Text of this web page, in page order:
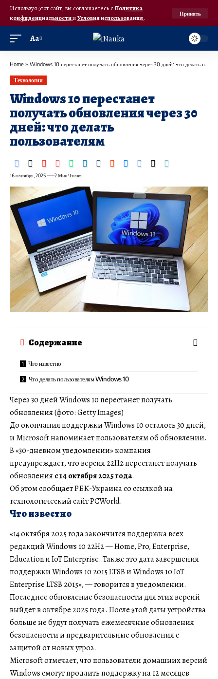
Используя этот сайт, вы соглашаетесь с Политика
конфиденциальностииУсловия использования.
Принять
Аа
Home » Windows 10 перестанет получать обновления через 30 дней: что делать пользователям
Технологии
Windows 10 перестанет
получать обновления через 30
дней: что делать
пользователям
16 сентября, 2025 2 Мин Чтения
Содержание
Что известно
Что делать пользователям Windows 10
Через 30 дней Windows 10 перестанет получать
обновления (фото: Getty Images)
До окончания поддержки Windows 10 осталось 30 дней,
и Microsoft напоминает пользователям об обновлении.
В «30-дневном уведомлении» компания
предупреждает, что версия 22H2 перестанет получать
обновления с 14 октября 2025 года.
Об этом сообщает РБК-Украина со ссылкой на
технологический сайт PCWorld.
Что известно
«14 октября 2025 года закончится поддержка всех
редакций Windows 10 22H2 — Home, Pro, Enterprise,
Education и IoT Enterprise. Также это дата завершения
поддержки Windows 10 2015 LTSB и Windows 10 IoT
Enterprise LTSB 2015», — говорится в уведомлении.
Последнее обновление безопасности для этих версий
выйдет в октябре 2025 года. После этой даты устройства
больше не будут получать ежемесячные обновления
безопасности и предварительные обновления с
защитой от новых угроз.
Microsoft отмечает, что пользователи домашних версий
Windows смогут продлить поддержку на 12 месяцев